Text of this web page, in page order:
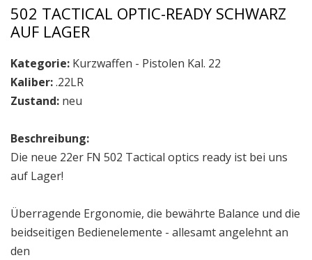
502 TACTICAL OPTIC-READY SCHWARZ
AUF LAGER
Kategorie: Kurzwaffen - Pistolen Kal. 22
Kaliber:.22LR
Zustand: neu
Beschreibung:
Die neue 22er FN 502 Tactical optics ready ist bei uns
auf Lager!
Überragende Ergonomie, die bewährte Balance und die
beidseitigen Bedienelemente - allesamt angelehnt an
den